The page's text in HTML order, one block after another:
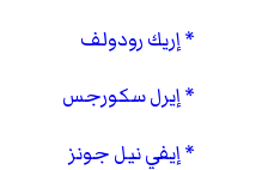
إريك رودولف
إيرل سكورجس
إيفي نيل جونز